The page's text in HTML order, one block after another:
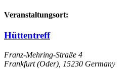
Veranstaltungsort:
Hüttentreff
Franz-Mehring-Straße 4
Frankfurt (Oder) 15230 Germany